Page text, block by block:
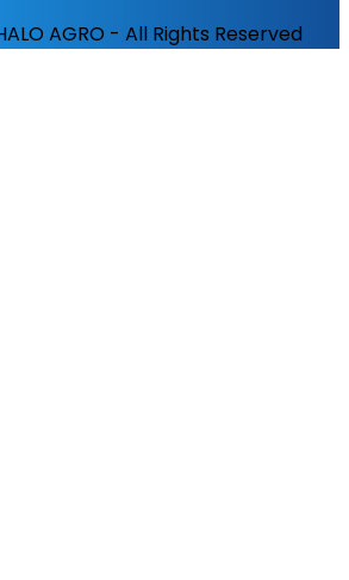
AGRO - All Rights Reserved